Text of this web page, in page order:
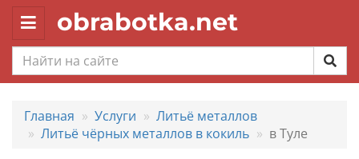
Toggle
navigation
obrabotka.net
Главная Услуги
Литьё металлов
Литьё чёрных металлов в кокиль
в Туле